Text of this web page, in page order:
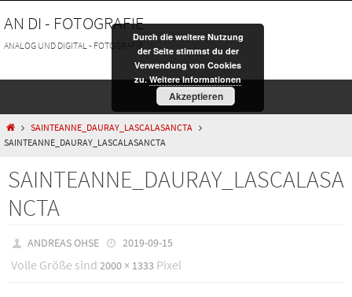
Inhalt
springen
AN DI - FOTOGRAFIE
ANALOG UND DIGITAL - FOTOGRAFIE
HOMESAINTEANNE_DAURAY_LASCALASANCTA
SAINTEANNE_DAURAY_LASCALASANCTA
SAINTEANNE_DAURAY_LASCALASA
NCTA
ANDREAS OHSE 2019-09-15
Volle Größe sind 2000 × 1333 Pixel
Durch die weitere Nutzung
der Seite stimmst du der
Verwendung von Cookies
zu.Weitere Informationen
Akzeptieren